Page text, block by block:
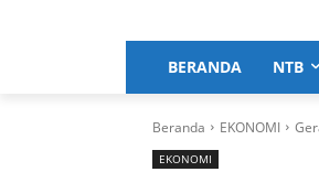
BERANDA NTB
Beranda EKONOMI
EKONOMI